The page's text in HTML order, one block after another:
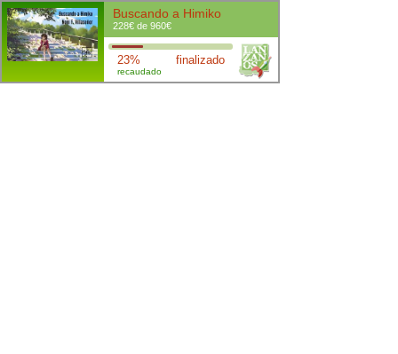
Buscando a Himiko
228€ de 960€
23%
recaudado
finalizado